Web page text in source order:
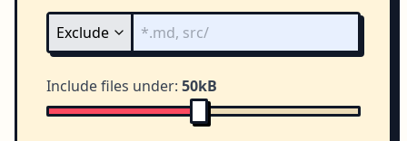
Include files under: 50kB